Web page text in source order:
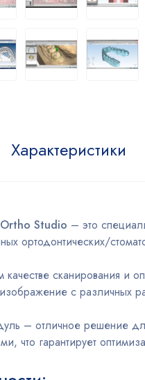
Характеристики
Studio – это
ортодонтических/
сканирования и
с различных
– отличное решение
что гарантирует